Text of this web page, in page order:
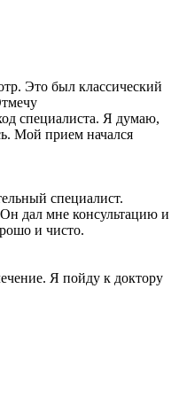
Это был классический
специалиста. Я думаю,
Мой прием начался
специалист.
дал мне консультацию и
и чисто.
Я пойду к доктору